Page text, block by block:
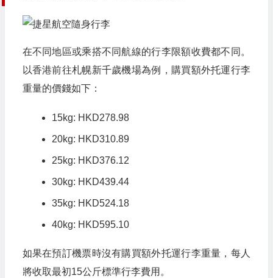
在不同地區或乘搭不同航線的行李限額收費都不同。
以香港前往札幌新千歲機場為例，購買額外托運行李
重量的價錢如下：
15kg: HKD278.98
20kg: HKD310.89
25kg: HKD376.12
30kg: HKD439.44
35kg: HKD524.18
40kg: HKD595.10
如果在預訂機票時沒有購買額外托運行李重量，每人
將收取最初15公斤標準行李費用。